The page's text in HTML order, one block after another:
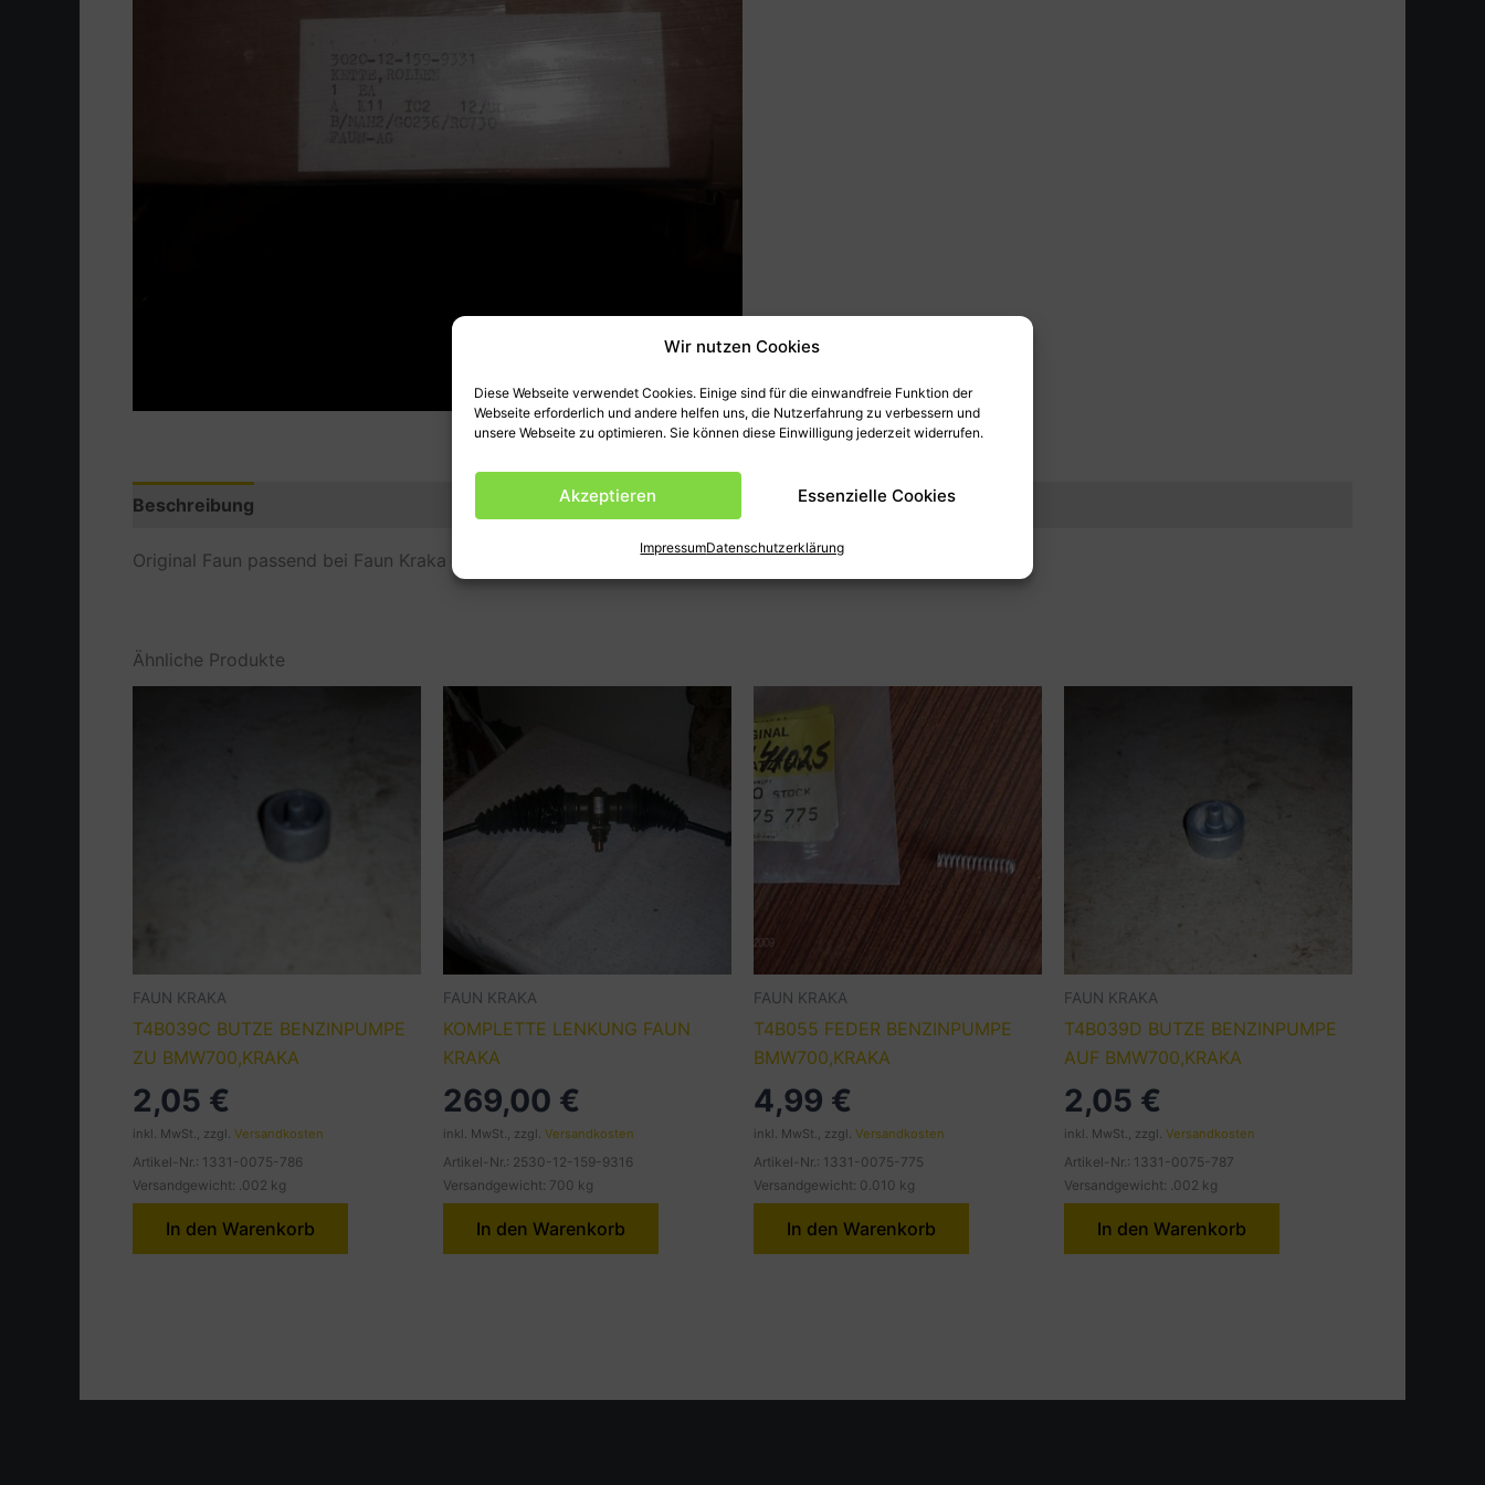
Wir nutzen Cookies
Diese Webseite verwendet Cookies. Einige sind für die einwandfreie Funktion der
Webseite erforderlich und andere helfen uns, die Nutzerfahrung zu verbessern und
unsere Webseite zu optimieren. Sie können diese Einwilligung jederzeit widerrufen.
Akzeptieren Essenzielle Cookies
ImpressumDatenschutzerklärung
Beschreibung Produktsicherheit (GPSR)
Original Faun passend bei Faun Kraka nur mit BMW Motor 3020-12-159-9331
Ähnliche Produkte
FAUN KRAKA
T4B039C BUTZE BENZINPUMPE
ZU BMW700,KRAKA
2,05 €
inkl. MwSt., zzgl. Versandkosten
Artikel-Nr.: 1331-0075-786
Versandgewicht: .002 kg
In den Warenkorb
FAUN KRAKA
KOMPLETTE LENKUNG FAUN
KRAKA
269,00 €
inkl. MwSt., zzgl. Versandkosten
Artikel-Nr.: 2530-12-159-9316
Versandgewicht: 700 kg
In den Warenkorb
FAUN KRAKA
T4B055 FEDER BENZINPUMPE
BMW700,KRAKA
4,99 €
inkl. MwSt., zzgl. Versandkosten
Artikel-Nr.: 1331-0075-775
Versandgewicht: 0.010 kg
In den Warenkorb
FAUN KRAKA
T4B039D BUTZE BENZINPUMPE
AUF BMW700,KRAKA
2,05 €
inkl. MwSt., zzgl. Versandkosten
Artikel-Nr.: 1331-0075-787
Versandgewicht: .002 kg
In den Warenkorb